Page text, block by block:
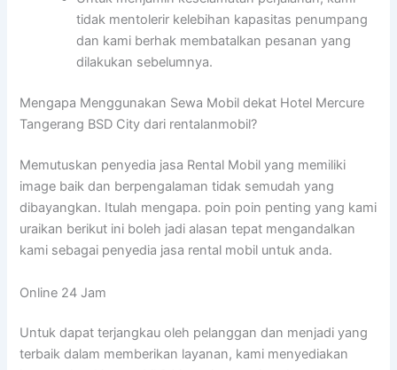
tidak mentolerir kelebihan kapasitas penumpang
dan kami berhak membatalkan pesanan yang
dilakukan sebelumnya.
Mengapa Menggunakan Sewa Mobil dekat Hotel Mercure
Tangerang BSD City dari rentalanmobil?
Memutuskan penyedia jasa Rental Mobil yang memiliki
image baik dan berpengalaman tidak semudah yang
dibayangkan. Itulah mengapa. poin poin penting yang kami
uraikan berikut ini boleh jadi alasan tepat mengandalkan
kami sebagai penyedia jasa rental mobil untuk anda.
Online 24 Jam
Untuk dapat terjangkau oleh pelanggan dan menjadi yang
terbaik dalam memberikan layanan, kami menyediakan